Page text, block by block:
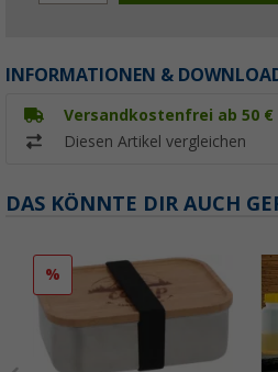
INFORMATIONEN &
Versandkostenfrei ab 50 €
Diesen Artikel vergleichen
DAS KÖNNTE DIR AUCH
%